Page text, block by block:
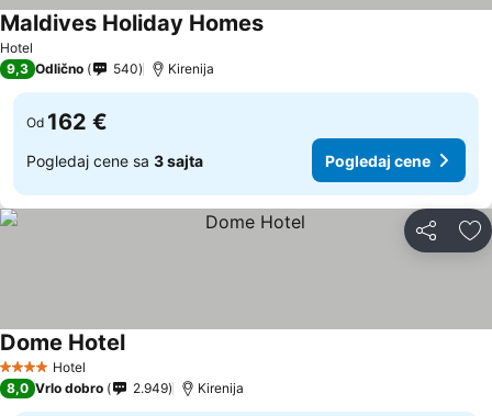
Hotel
Maldives Holiday HomesPogledaj cene
9,3 Odlično 540 Kirenija
Od 162 €
Pogledaj cene sa 3 sajta Pogledaj cene
Deli
4 ZvezdiceHotel
Dome HotelPogledaj cene
8,0 Vrlo dobro 2.949 Kirenija